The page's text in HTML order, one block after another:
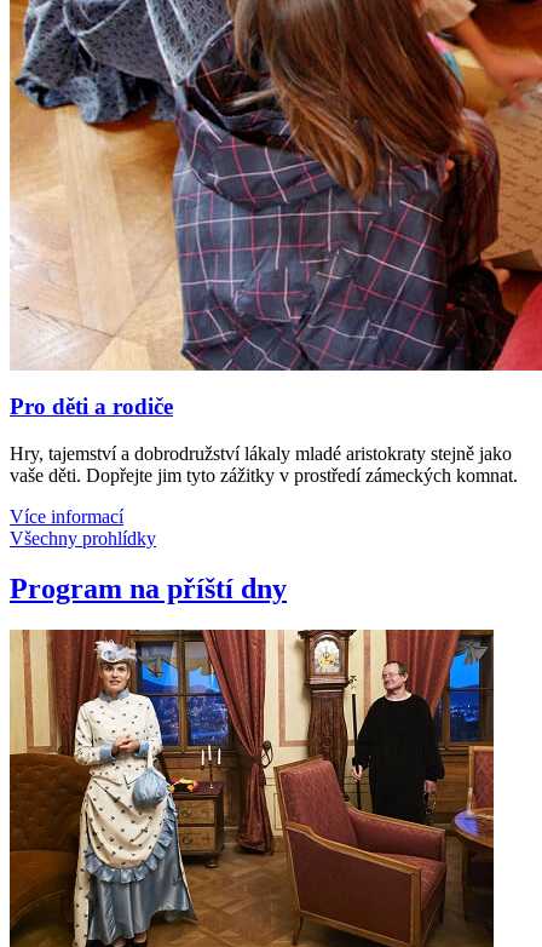
Pro děti a rodiče
Hry, tajemství a dobrodružství lákaly mladé aristokraty stejně jako
vaše děti. Dopřejte jim tyto zážitky v prostředí zámeckých komnat.
Více informací
Všechny prohlídky
Program na příští dny